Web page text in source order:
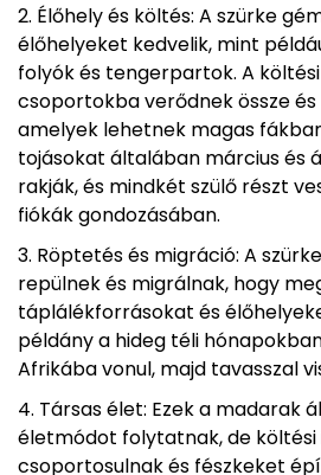
Élőhely és költés: A szürke
élőhelyeket kedvelik, mint
folyók és tengerpartok. A
csoportokba verődnek össze
amelyek lehetnek magas
tojásokat általában március és
rakják, és mindkét szülő részt
fiókák gondozásában.
Röptetés és migráció: A
repülnek és migrálnak, hogy
táplálékforrásokat és
példány a hideg téli
Afrikába vonul, majd tavasszal
Társas élet: Ezek a madarak
életmódot folytatnak, de költési
csoportosulnak és fészkeket